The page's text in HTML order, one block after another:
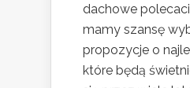
dachowe
mamy szansę
propozycje o
które będą